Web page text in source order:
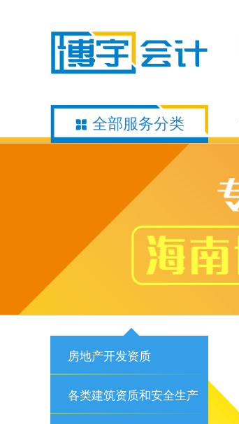
全部服务分类
房地产开发资质
各类建筑资质和安全生产